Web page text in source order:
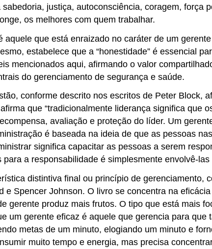
justiça, autoconsciência, coragem,
os melhores com quem trabalhar.
aquele que está enraizado no caráter de um
estabelece que a “honestidade” é essencial
mencionados aqui, afirmando o valor
do gerenciamento de segurança e saúde.
conforme descrito nos escritos de Peter Block,
que “tradicionalmente liderança significa que
avaliação e proteção do líder. Um
é baseada na ideia de que as pessoas
significa capacitar as pessoas a serem
para a responsabilidade é simplesmente envolvê-
distintiva final ou princípio de gerenciamento,
e Spencer Johnson. O livro se concentra na
gerente produz mais frutos. O tipo que está mais
um gerente eficaz é aquele que gerencia para
metas de um minuto, elogiando um minuto e
muito tempo e energia, mas precisa